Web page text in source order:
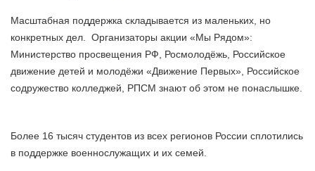
Масштабная поддержка складывается из маленьких, но
конкретных дел. Организаторы акции «Мы Рядом»:
Министерство просвещения РФ, Росмолодёжь, Российское
движение детей и молодёжи «Движение Первых», Российское
содружество колледжей, РПСМ знают об этом не понаслышке.
Более 16 тысяч студентов из всех регионов России сплотились
в поддержке военнослужащих и их семей.